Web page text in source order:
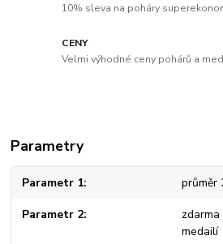
10% sleva na poháry
CENY
Velmi výhodné ceny pohárů a
Parametry
Parametr 1 průměr
Parametr 2
medailí